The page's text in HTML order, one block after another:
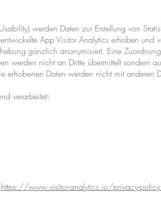
werden Daten zur Erstellung von
App Visitor Analytics erhoben und
gänzlich anonymisiert. Eine
werden nicht an Dritte übermittelt sondern
erhobenen Daten werden nicht mit anderen
verarbeitet:
https://www.visitor-analytics.io/privacy-